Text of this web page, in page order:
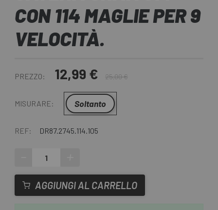
CON 114 MAGLIE PER 9
VELOCITÀ.
PREZZO: 12,99 € 25,00 €
MISURARE: Soltanto
REF: DR87.2745.114.105
AGGIUNGI AL CARRELLO